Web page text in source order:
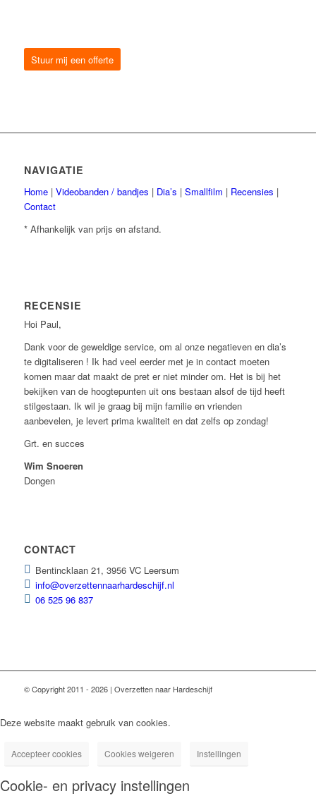
Stuur mij een offerte
NAVIGATIE
Home| Videobanden / bandjes | Dia’s | Smallfilm | Recensies |
Contact
* Afhankelijk van prijs en afstand.
RECENSIE
Hoi Paul,
Dank voor de geweldige service, om al onze negatieven en dia’s
te digitaliseren ! Ik had veel eerder met je in contact moeten
komen maar dat maakt de pret er niet minder om. Het is bij het
bekijken van de hoogtepunten uit ons bestaan alsof de tijd heeft
stilgestaan. Ik wil je graag bij mijn familie en vrienden
aanbevelen, je levert prima kwaliteit en dat zelfs op zondag!
Grt. en succes
Wim Snoeren
Dongen
CONTACT
Bentincklaan 21, 3956 VC Leersum
info@overzettennaarhardeschijf.nl
06 525 96 837
© Copyright 2011 - 2026 | Overzetten naar Hardeschijf
Deze website maakt gebruik van cookies.
Accepteer cookies Cookies weigeren Instellingen
Cookie- en privacy instellingen